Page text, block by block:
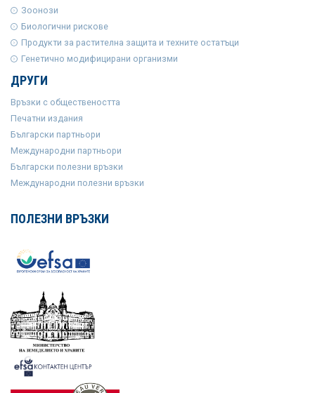
Зоонози
Биологични рискове
Продукти за растителна защита и техните остатъци
Генетично модифицирани организми
ДРУГИ
Връзки с обществеността
Печатни издания
Български партньори
Международни партньори
Български полезни връзки
Международни полезни връзки
ПОЛЕЗНИ ВРЪЗКИ